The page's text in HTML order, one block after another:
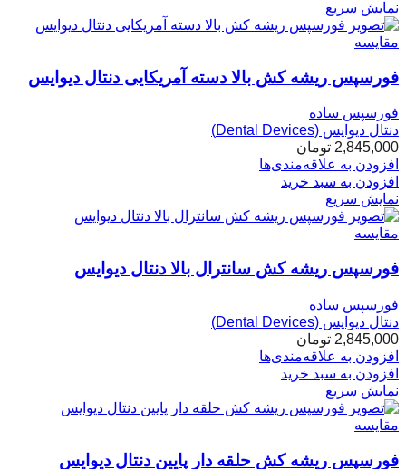
نمایش سریع
مقایسه
فورسپس ریشه کش بالا دسته آمریکایی دنتال دیوایس
فورسپس ساده
دنتال دیوایس (Dental Devices)
2,845,000 تومان
افزودن به علاقه‌مندی‌ها
افزودن به سبد خرید
نمایش سریع
مقایسه
فورسپس ریشه کش سانترال بالا دنتال دیوایس
فورسپس ساده
دنتال دیوایس (Dental Devices)
2,845,000 تومان
افزودن به علاقه‌مندی‌ها
افزودن به سبد خرید
نمایش سریع
مقایسه
فورسپس ریشه کش حلقه دار پایین دنتال دیوایس